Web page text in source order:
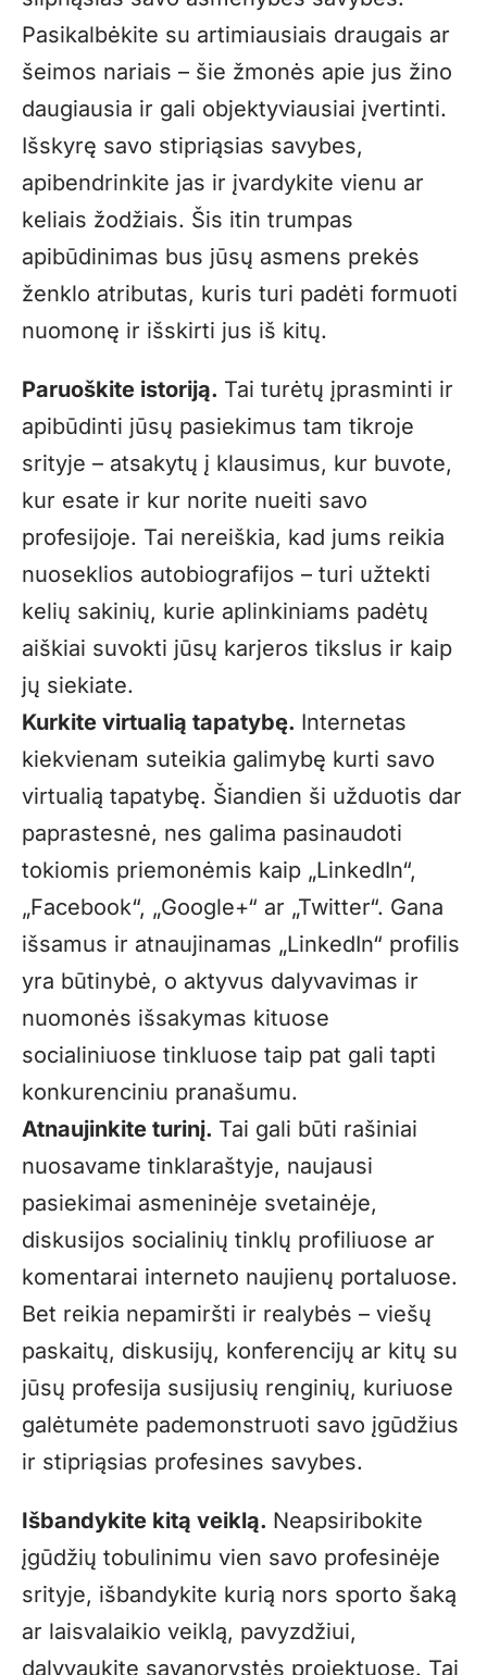
Pasikalbėkite su artimiausiais draugais ar
šeimos nariais – šie žmonės apie jus žino
daugiausia ir gali objektyviausiai įvertinti.
Išskyrę savo stipriąsias savybes,
apibendrinkite jas ir įvardykite vienu ar
keliais žodžiais. Šis itin trumpas
apibūdinimas bus jūsų asmens prekės
ženklo atributas, kuris turi padėti formuoti
nuomonę ir išskirti jus iš kitų.
Paruoškite istoriją. Tai turėtų įprasminti ir
apibūdinti jūsų pasiekimus tam tikroje
srityje – atsakytų į klausimus, kur buvote,
kur esate ir kur norite nueiti savo
profesijoje. Tai nereiškia, kad jums reikia
nuoseklios autobiografijos – turi užtekti
kelių sakinių, kurie aplinkiniams padėtų
aiškiai suvokti jūsų karjeros tikslus ir kaip
jų siekiate.
Kurkite virtualią tapatybę. Internetas
kiekvienam suteikia galimybę kurti savo
virtualią tapatybę. Šiandien ši užduotis dar
paprastesnė, nes galima pasinaudoti
tokiomis priemonėmis kaip „LinkedIn“,
„Facebook“, „Google+“ ar „Twitter“. Gana
išsamus ir atnaujinamas „LinkedIn“ profilis
yra būtinybė, o aktyvus dalyvavimas ir
nuomonės išsakymas kituose
socialiniuose tinkluose taip pat gali tapti
konkurenciniu pranašumu.
Atnaujinkite turinį. Tai gali būti rašiniai
nuosavame tinklaraštyje, naujausi
pasiekimai asmeninėje svetainėje,
diskusijos socialinių tinklų profiliuose ar
komentarai interneto naujienų portaluose.
Bet reikia nepamiršti ir realybės – viešų
paskaitų, diskusijų, konferencijų ar kitų su
jūsų profesija susijusių renginių, kuriuose
galėtumėte pademonstruoti savo įgūdžius
ir stipriąsias profesines savybes.
Išbandykite kitą veiklą. Neapsiribokite
įgūdžių tobulinimu vien savo profesinėje
srityje, išbandykite kurią nors sporto šaką
ar laisvalaikio veiklą, pavyzdžiui,
dalyvaukite savanorystės projektuose. Tai